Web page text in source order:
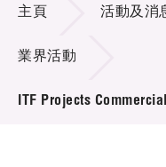
技術商品化
項目及資助計劃
主頁 活動及消
業界活動
ITF Projects